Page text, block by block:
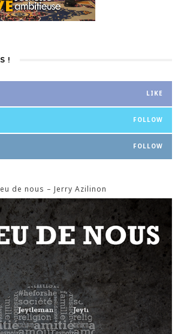
!
LIKE
FOLLOW
FOLLOW
de nous – Jerry Azilinon